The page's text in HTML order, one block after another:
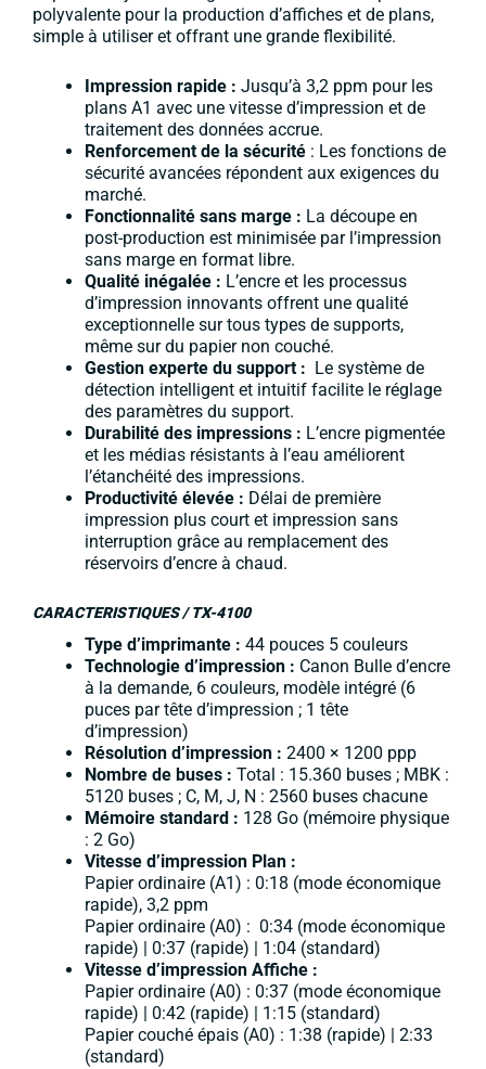
polyvalente pour la production d’affiches et de plans,
simple à utiliser et offrant une grande flexibilité.
Impression rapide : Jusqu’à 3,2 ppm pour les
plans A1 avec une vitesse d’impression et de
traitement des données accrue.
Renforcement de la sécurité : Les fonctions de
sécurité avancées répondent aux exigences du
marché.
Fonctionnalité sans marge : La découpe en
post-production est minimisée par l’impression
sans marge en format libre.
Qualité inégalée : L’encre et les processus
d’impression innovants offrent une qualité
exceptionnelle sur tous types de supports,
même sur du papier non couché.
Gestion experte du support : Le système de
détection intelligent et intuitif facilite le réglage
des paramètres du support.
Durabilité des impressions : L’encre pigmentée
et les médias résistants à l’eau améliorent
l’étanchéité des impressions.
Productivité élevée : Délai de première
impression plus court et impression sans
interruption grâce au remplacement des
réservoirs d’encre à chaud.
CARACTERISTIQUES /TX-4100
Type d’imprimante : 44 pouces 5 couleurs
Technologie d’impression : Canon Bulle d’encre
à la demande, 6 couleurs, modèle intégré (6
puces par tête d’impression ; 1 tête
d’impression)
Résolution d’impression : 2400 × 1200 ppp
Nombre de buses : Total : 15.360 buses ; MBK :
5120 buses ; C, M, J, N : 2560 buses chacune
Mémoire standard : 128 Go (mémoire physique
: 2 Go)
Vitesse d’impression Plan :
Papier ordinaire (A1) : 0:18 (mode économique
rapide), 3,2 ppm
Papier ordinaire (A0) : 0:34 (mode économique
rapide) | 0:37 (rapide) | 1:04 (standard)
Vitesse d’impression Affiche :
Papier ordinaire (A0) : 0:37 (mode économique
rapide) | 0:42 (rapide) | 1:15 (standard)
Papier couché épais (A0) : 1:38 (rapide) | 2:33
(standard)